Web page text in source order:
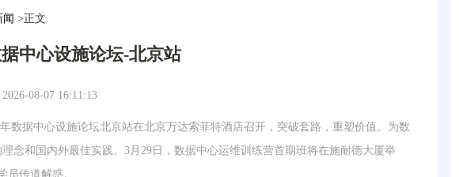
闻 >正文
中心设施论坛-北京站
08-07 16:11:13
年数据中心设施论坛北京站在北京万达索菲特酒店召开，突破套路，重塑价值。为数
念和国内外最佳实践。3月29日，数据中心运维训练营首期班将在施耐德大厦举
员传道解惑。……